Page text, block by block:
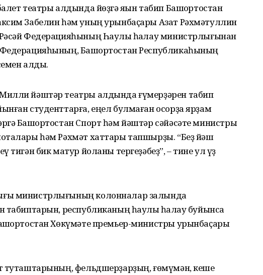
театры алдында йөҙгә яҡын табип Башҡортостан
Забелин һәм уның урынбаҫары Азат Рәхмәтуллин
Федерацияһының Һаулыҡ һаҡлау министрлығынан
Башҡортостан Республикаһының
алды.
йәштәр театры алдында ғүмерҙәрен табип
студенттарға, еңел булмаған осорҙа ярҙам
Башҡортостан Спорт һәм йәштәр сәйәсәте министры
һәм Рәхмәт хаттары тапшырҙы. “Беҙ йәш
тигән бик матур йоланы тергеҙәбеҙ”, – тине ул үҙ
министрлығының колонналар залында
табиптарын, республиканың һаулыҡ һаҡлау буйынса
Хөкүмәте премьер-министры урынбаҫары
туташтарының, фельдшерҙарҙың, ғөмүмән, кеше